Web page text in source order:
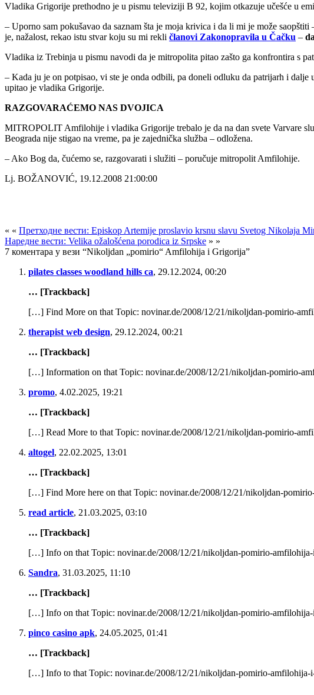
Vladika Grigorije prethodno je u pismu televiziji B 92, kojim otkazuje učešće u
– Uporno sam pokušavao da saznam šta je moja krivica i da li mi je može
je, nažalost, rekao istu stvar koju su mi rekli članovi Zakonopravila u Čačku –
Vladika iz Trebinja u pismu navodi da je mitropolita pitao zašto ga konfrontira s
– Kada ju je on potpisao, vi ste je onda odbili, pa doneli odluku da patrijarh i
upitao je vladika Grigorije.
RAZGOVARAĆEMO NAS DVOJICA
MITROPOLIT Amfilohije i vladika Grigorije trebalo je da na dan svete Varvare
Beograda nije stigao na vreme, pa je zajednička služba – odložena.
– Ako Bog da, čućemo se, razgovarati i služiti – poručuje mitropolit Amfilohije.
Lj. BOŽANOVIĆ, 19.12.2008 21:00:00
« « Претходне вести: Episkop Artemije proslavio krsnu slavu Svetog Nikolaja
Наредне вести: Velika ožalošćena porodica iz Srpske » »
7 коментара у вези “Nikoljdan „pomirio“ Amfilohija i Grigorija”
pilates classes woodland hills ca, 29.12.2024, 00:20
… [Trackback]
[…] Find More on that Topic: novinar.de/2008/12/21/nikoljdan-pomirio-
therapist web design, 29.12.2024, 00:21
… [Trackback]
[…] Information on that Topic: novinar.de/2008/12/21/nikoljdan-pomirio-
promo, 4.02.2025, 19:21
… [Trackback]
[…] Read More to that Topic: novinar.de/2008/12/21/nikoljdan-pomirio-
altogel, 22.02.2025, 13:01
… [Trackback]
[…] Find More here on that Topic: novinar.de/2008/12/21/nikoljdan-
read article, 21.03.2025, 03:10
… [Trackback]
[…] Info on that Topic: novinar.de/2008/12/21/nikoljdan-pomirio-
Sandra, 31.03.2025, 11:10
… [Trackback]
[…] Info on that Topic: novinar.de/2008/12/21/nikoljdan-pomirio-
pinco casino apk, 24.05.2025, 01:41
… [Trackback]
[…] Info to that Topic: novinar.de/2008/12/21/nikoljdan-pomirio-